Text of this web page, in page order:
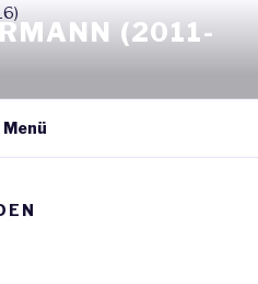
(2011-
Menü